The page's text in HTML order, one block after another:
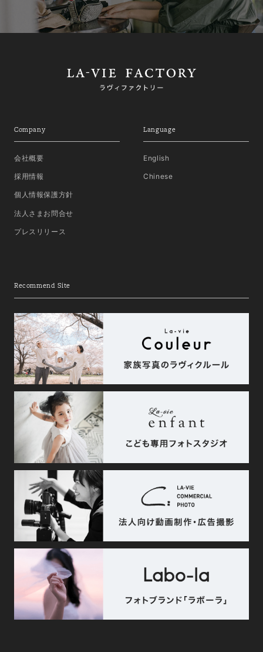
Company
会社概要
採用情報
個人情報保護方針
法人さまお問合せ
プレスリリース
Language
English
Chinese
Recommend Site